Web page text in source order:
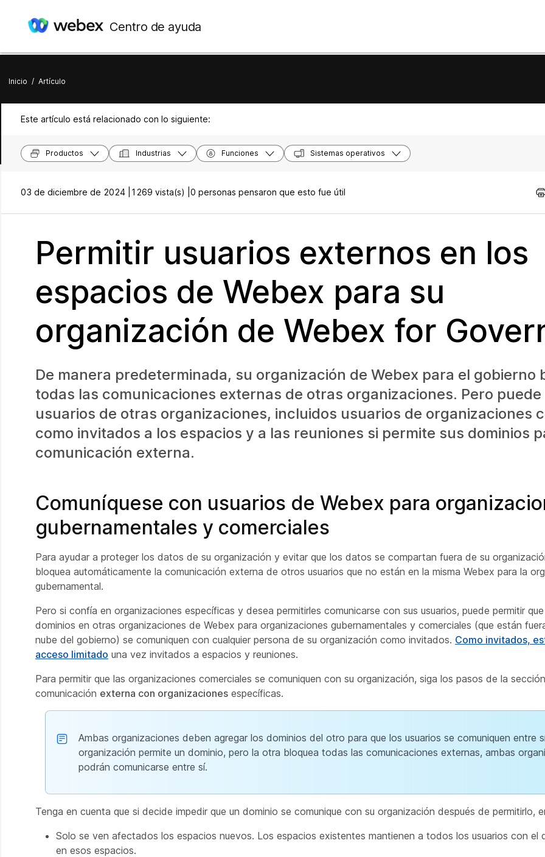
Centro de ayuda
Inicio / Artículo
Este artículo está relacionado con lo siguiente:
Productos Industrias Funciones Sistemas operativos
03 de diciembre de 2024 | 1269 vista(s) | 0 personas pensaron que esto fue útil
Permitir usuarios externos en los
espacios de Webex para su
organización de Webex for
De manera predeterminada, su organización de Webex para el gobierno
todas las comunicaciones externas de otras organizaciones. Pero puede
usuarios de otras organizaciones, incluidos usuarios de organizaciones
como invitados a los espacios y a las reuniones si permite sus dominios
comunicación externa.
Comuníquese con usuarios de Webex para
gubernamentales y comerciales
Para ayudar a proteger los datos de su organización y evitar que los datos se compartan fuera de su
bloquea automáticamente la comunicación externa de otros usuarios que no están en la misma Webex para la
gubernamental.
Pero si confía en organizaciones específicas y desea permitirles comunicarse con sus usuarios, puede permitir
dominios en otras organizaciones de Webex para organizaciones gubernamentales y comerciales (que están
nube del gobierno) se comuniquen con cualquier persona de su organización como invitados. Como invitados,
acceso limitado una vez invitados a espacios y reuniones.
Para permitir que las organizaciones comerciales se comuniquen con su organización, siga los pasos de la
comunicación externa con organizaciones específicas.
Ambas organizaciones deben agregar los dominios del otro para que los usuarios se comuniquen entre
organización permite un dominio, pero la otra bloquea todas las comunicaciones externas, ambas
podrán comunicarse entre sí.
Tenga en cuenta que si decide impedir que un dominio se comunique con su organización después de permitirlo,
Solo se ven afectados los espacios nuevos. Los espacios existentes mantienen a todos los usuarios con el
en esos espacios.